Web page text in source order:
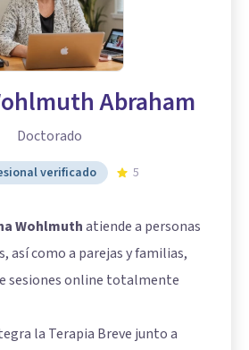
Abraham
Doctorado
verificado 5
Wohlmuthatiende a personas
así como a parejas y familias,
sesiones online totalmente
la Terapia Breve junto a